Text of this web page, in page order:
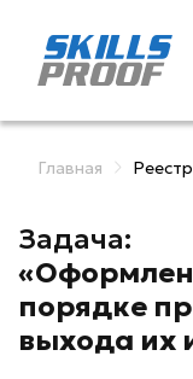
Главная
Задача:
порядке
выхода их